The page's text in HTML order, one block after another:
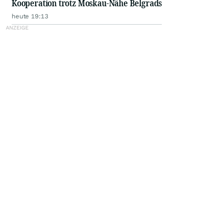
Kooperation trotz Moskau-Nähe Belgrads
heute 19:13